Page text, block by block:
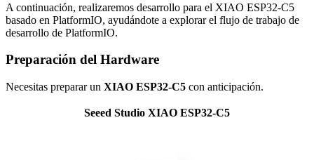
A continuación, realizaremos desarrollo para el XIAO ESP32-C5
basado en PlatformIO, ayudándote a explorar el flujo de trabajo de
desarrollo de PlatformIO.
Preparación del Hardware
Necesitas preparar un XIAO ESP32-C5 con anticipación.
Seeed Studio XIAO ESP32-C5